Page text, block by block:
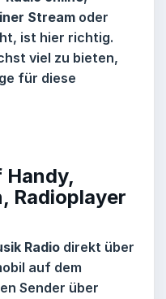
Stream oder
ist hier richtig.
viel zu bieten,
für diese
Handy,
Radioplayer
Radio direkt über
auf dem
Sender über